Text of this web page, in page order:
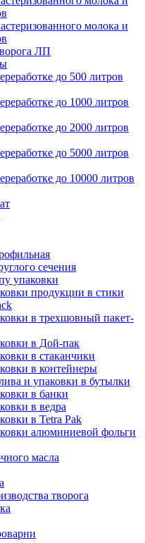
молока и
ЛП
до 500 литров
до 1000 литров
до 2000 литров
до 5000 литров
до 10000 литров
сечения
упаковки
продукции в стики
в трехшовный пакет-
в Дой-пак
в стаканчики
в контейнеры
и упаковки в бутылки
в банки
в ведра
в Tetra Pak
алюминиевой фольги
масла
творога